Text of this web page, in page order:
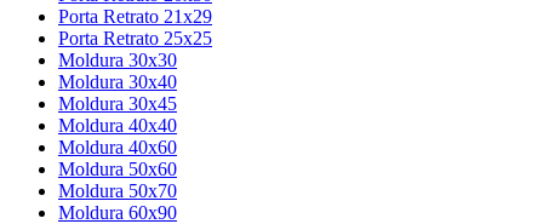
Porta Retrato 21x29
Porta Retrato 25x25
Moldura 30x30
Moldura 30x40
Moldura 30x45
Moldura 40x40
Moldura 40x60
Moldura 50x60
Moldura 50x70
Moldura 60x90